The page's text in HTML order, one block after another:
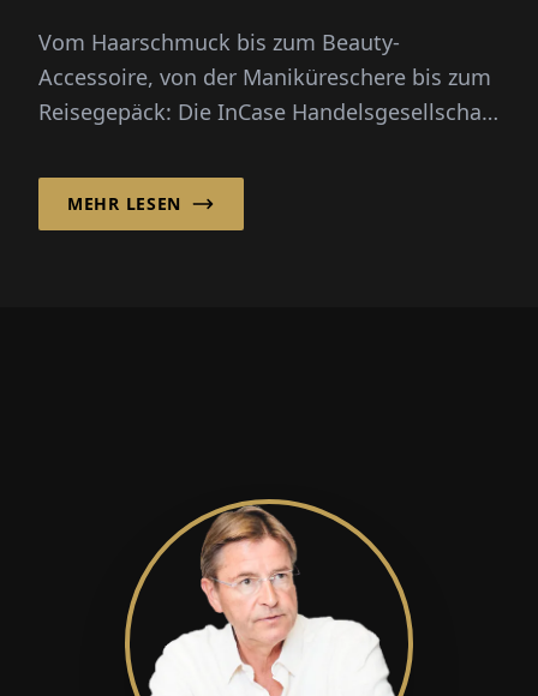
Vom Haarschmuck bis zum Beauty-
Accessoire, von der Maniküreschere bis zum
Reisegepäck: Die InCase Handelsgesellschaft
MEHR LESEN